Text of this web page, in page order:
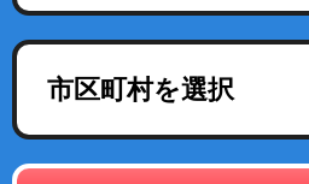
市区町村を選択